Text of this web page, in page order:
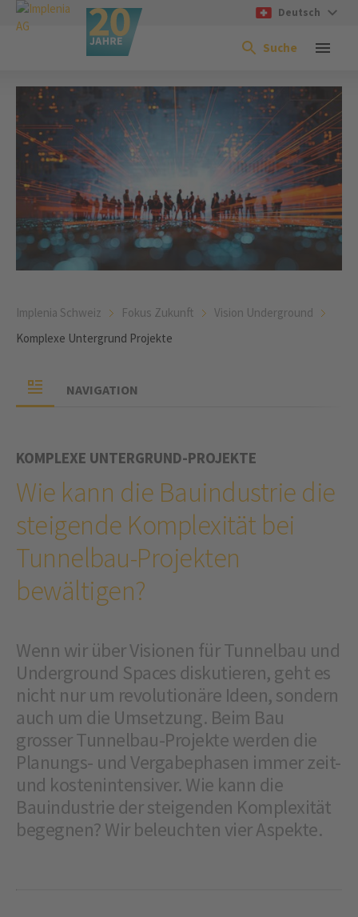
Deutsch
Suche
Implenia Schweiz Fokus Zukunft
Vision Underground
Komplexe Untergrund Projekte
NAVIGATION
KOMPLEXE UNTERGRUND-PROJEKTE
Wie kann die Bauindustrie die
steigende Komplexität bei
Tunnelbau-Projekten
bewältigen?
Wenn wir über Visionen für Tunnelbau und
Underground Spaces diskutieren, geht es
nicht nur um revolutionäre Ideen, sondern
auch um die Umsetzung. Beim Bau
grosser Tunnelbau-Projekte werden die
Planungs- und Vergabephasen immer zeit-
und kostenintensiver. Wie kann die
Bauindustrie der steigenden Komplexität
begegnen? Wir beleuchten vier Aspekte.